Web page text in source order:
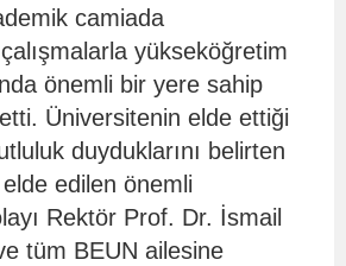
camiada
yükseköğretim
önemli bir yere sahip
Üniversitenin elde ettiği
duyduklarını belirten
edilen önemli
Rektör Prof. Dr. İsmail
tüm BEUN ailesine